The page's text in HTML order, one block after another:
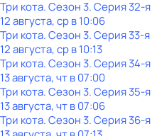
Три кота. Сезон 3. Серия 32-я
12 августа, ср в 10:06
Три кота. Сезон 3. Серия 33-я
12 августа, ср в 10:13
Три кота. Сезон 3. Серия 34-я
13 августа, чт в 07:00
Три кота. Сезон 3. Серия 35-я
13 августа, чт в 07:06
Три кота. Сезон 3. Серия 36-я